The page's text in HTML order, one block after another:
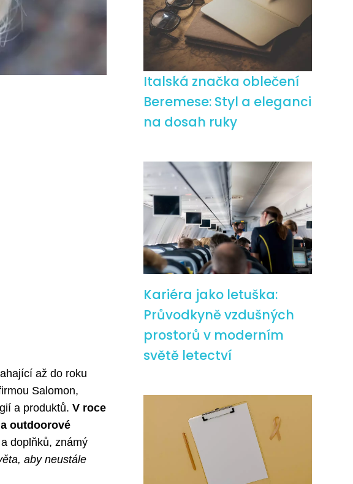
až do roku
Salomon,
a produktů. V roce
outdoorové
doplňků, známý
aby neustále
Italská značka oblečení
Beremese: Styl a eleganci
na dosah ruky
Kariéra jako letuška:
Průvodkyně vzdušných
prostorů v moderním
světě letectví